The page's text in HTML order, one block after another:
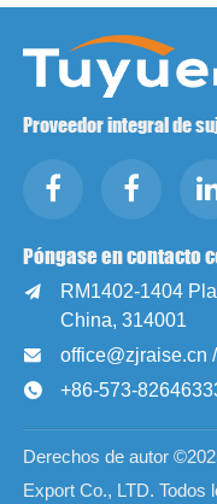
Proveedor integral de
Póngase en contacto

RM1402-1404
China, 314001
 office@zjraise.cn
 +86-573-
Derechos de autor
Export Co., LTD. Todos